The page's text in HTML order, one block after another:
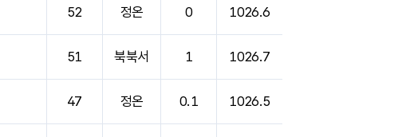
52 정온 0 1026.6
51 북북서 1 1026.7
47 정온 0.1 1026.5